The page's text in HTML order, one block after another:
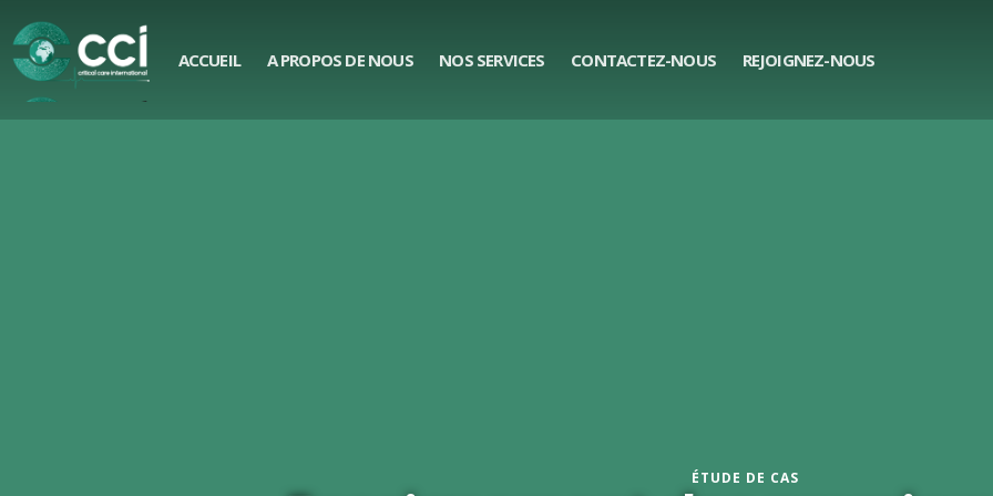
ACCUEIL A PROPOS DE NOUS NOS SERVICES CONTACTEZ-NOUS REJOIGNEZ-NOUS
ÉTUDE DE CAS